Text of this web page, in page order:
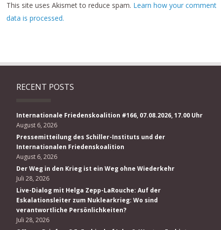
This site uses Akismet to reduce spam. Learn how your comment
data is processed.
RECENT POSTS
Internationale Friedenskoalition #166, 07.08.2026, 17.00 Uhr
August 6, 2026
Pressemitteilung des Schiller-Instituts und der
Internationalen Friedenskoalition
August 6, 2026
Der Weg in den Krieg ist ein Weg ohne Wiederkehr
Juli 28, 2026
Live-Dialog mit Helga Zepp-LaRouche: Auf der
Eskalationsleiter zum Nuklearkrieg: Wo sind
verantwortliche Persönlichkeiten?
Juli 28, 2026